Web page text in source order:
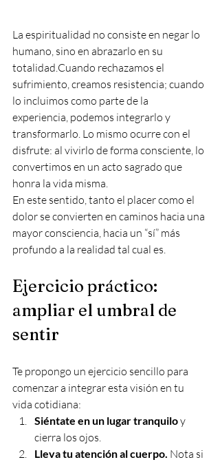
La espiritualidad no consiste en negar lo
humano, sino en abrazarlo en su
totalidad.Cuando rechazamos el
sufrimiento, creamos resistencia; cuando
lo incluimos como parte de la
experiencia, podemos integrarlo y
transformarlo. Lo mismo ocurre con el
disfrute: al vivirlo de forma consciente, lo
convertimos en un acto sagrado que
honra la vida misma.
En este sentido, tanto el placer como el
dolor se convierten en caminos hacia una
mayor consciencia, hacia un “sí” más
profundo a la realidad tal cual es.
Ejercicio práctico:
ampliar el umbral de
sentir
Te propongo un ejercicio sencillo para
comenzar a integrar esta visión en tu
vida cotidiana:
Siéntate en un lugar tranquilo y
cierra los ojos.
Lleva tu atención al cuerpo. Nota si